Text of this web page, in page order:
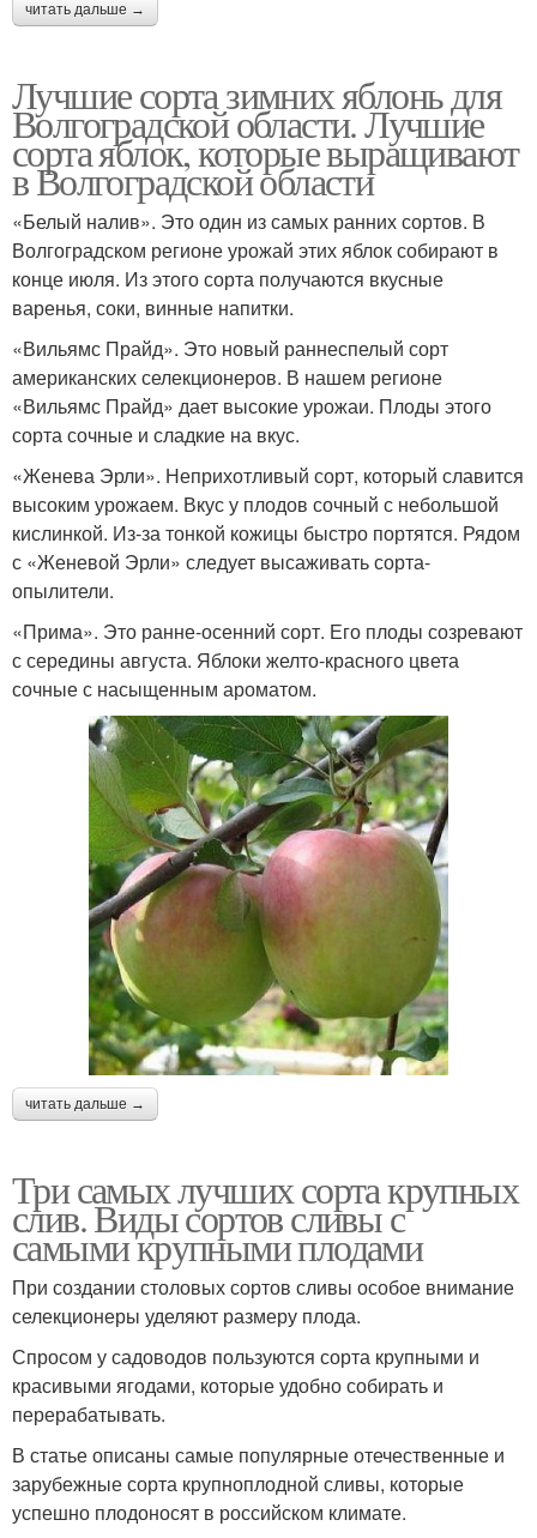
читать дальше →
Лучшие сорта зимних яблонь для
Волгоградской области. Лучшие
сорта яблок, которые выращивают
в Волгоградской области
«Белый налив». Это один из самых ранних сортов. В
Волгоградском регионе урожай этих яблок собирают в
конце июля. Из этого сорта получаются вкусные
варенья, соки, винные напитки.
«Вильямс Прайд». Это новый раннеспелый сорт
американских селекционеров. В нашем регионе
«Вильямс Прайд» дает высокие урожаи. Плоды этого
сорта сочные и сладкие на вкус.
«Женева Эрли». Неприхотливый сорт, который славится
высоким урожаем. Вкус у плодов сочный с небольшой
кислинкой. Из-за тонкой кожицы быстро портятся. Рядом
с «Женевой Эрли» следует высаживать сорта-
опылители.
«Прима». Это ранне-осенний сорт. Его плоды созревают
с середины августа. Яблоки желто-красного цвета
сочные с насыщенным ароматом.
читать дальше →
Три самых лучших сорта крупных
слив. Виды сортов сливы с
самыми крупными плодами
При создании столовых сортов сливы особое внимание
селекционеры уделяют размеру плода.
Спросом у садоводов пользуются сорта крупными и
красивыми ягодами, которые удобно собирать и
перерабатывать.
В статье описаны самые популярные отечественные и
зарубежные сорта крупноплодной сливы, которые
успешно плодоносят в российском климате.